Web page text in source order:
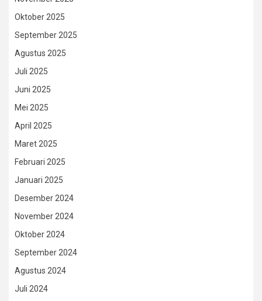
Oktober 2025
September 2025
Agustus 2025
Juli 2025
Juni 2025
Mei 2025
April 2025
Maret 2025
Februari 2025
Januari 2025
Desember 2024
November 2024
Oktober 2024
September 2024
Agustus 2024
Juli 2024